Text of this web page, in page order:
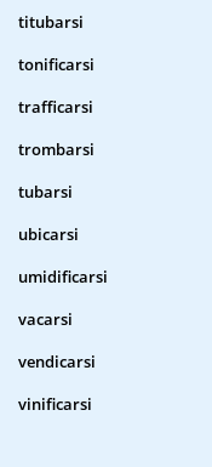
titubarsi
tonificarsi
trafficarsi
trombarsi
tubarsi
ubicarsi
umidificarsi
vacarsi
vendicarsi
vinificarsi